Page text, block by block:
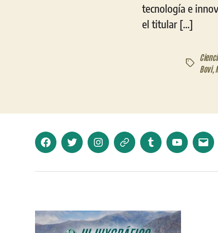
tecnología e
el titular […]
Etiquetas
Bovi,
FacebookTwitter InstagramTelegramTumblr YouTube